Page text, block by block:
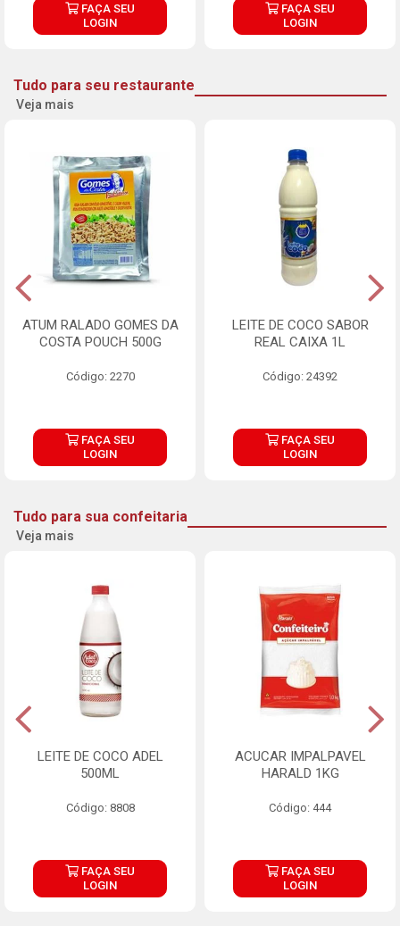
FAÇA SEU
LOGIN
FAÇA SEU
LOGIN
Tudo para seu restaurante
Veja mais
ATUM RALADO GOMES DA
COSTA POUCH 500G
Código: 2270
FAÇA SEU
LOGIN
LEITE DE COCO SABOR
REAL CAIXA 1L
Código: 24392
FAÇA SEU
LOGIN
Tudo para sua confeitaria
Veja mais
LEITE DE COCO ADEL
500ML
Código: 8808
FAÇA SEU
LOGIN
ACUCAR IMPALPAVEL
HARALD 1KG
Código: 444
FAÇA SEU
LOGIN